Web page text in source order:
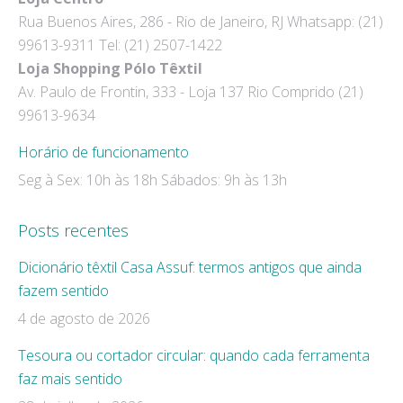
in
new
window
in
new
window
Rua Buenos Aires, 286 - Rio de Janeiro, RJ Whatsapp: (21)
99613-9311 Tel: (21) 2507-1422
Loja Shopping Pólo Têxtil
Av. Paulo de Frontin, 333 - Loja 137 Rio Comprido (21)
99613-9634
Horário de funcionamento
Seg à Sex: 10h às 18h Sábados: 9h às 13h
Posts recentes
Dicionário têxtil Casa Assuf: termos antigos que ainda
fazem sentido
4 de agosto de 2026
Tesoura ou cortador circular: quando cada ferramenta
faz mais sentido